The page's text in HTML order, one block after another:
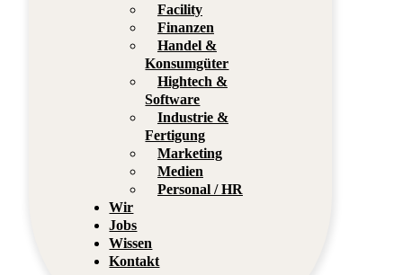
Facility
Finanzen
Handel &
Konsumgüter
Hightech &
Software
Industrie &
Fertigung
Marketing
Medien
Personal / HR
Wir
Jobs
Wissen
Kontakt